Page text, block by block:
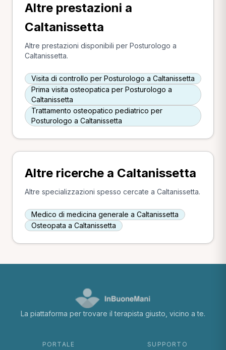
Altre prestazioni a
Caltanissetta
Altre prestazioni disponibili per Posturologo a
Caltanissetta.
Visita di controllo per Posturologo a Caltanissetta
Prima visita osteopatica per Posturologo a
Caltanissetta
Trattamento osteopatico pediatrico per
Posturologo a Caltanissetta
Altre ricerche a Caltanissetta
Altre specializzazioni spesso cercate a Caltanissetta.
Medico di medicina generale a Caltanissetta
Osteopata a Caltanissetta
La piattaforma per trovare il terapista giusto, vicino a te.
PORTALE SUPPORTO